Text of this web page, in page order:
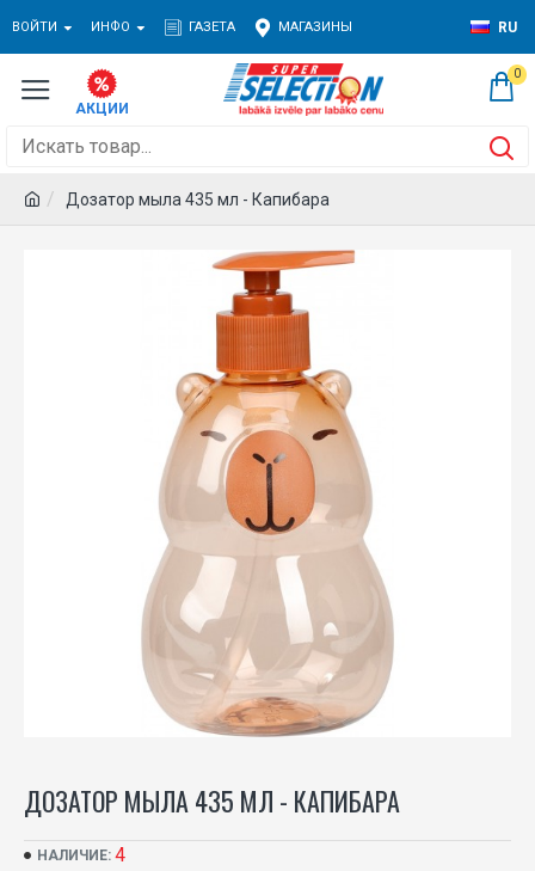
ВОЙТИ ИНФО ГАЗЕТА МАГАЗИНЫ RU
0
Дозатор мыла 435 мл - Капибара
ДОЗАТОР МЫЛА 435 МЛ - КАПИБАРА
НАЛИЧИЕ: 4